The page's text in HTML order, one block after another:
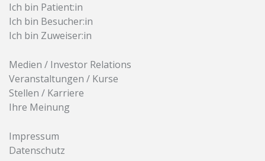
Ich bin Patient:in
Ich bin Besucher:in
Ich bin Zuweiser:in
Medien / Investor Relations
Veranstaltungen / Kurse
Stellen / Karriere
Ihre Meinung
Impressum
Datenschutz